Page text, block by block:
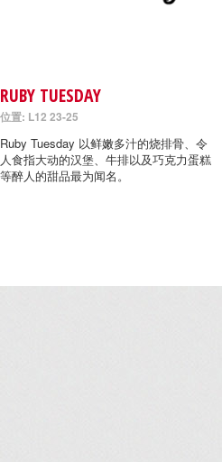
RUBY TUESDAY
位置: L12 23-25
Ruby Tuesday 以鲜嫩多汁的烧排骨、令
人食指大动的汉堡、牛排以及巧克力蛋糕
等醉人的甜品最为闻名。